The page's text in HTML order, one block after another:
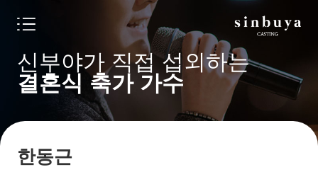
신부야가 직접 섭외하는
결혼식 축가 가수
한동근